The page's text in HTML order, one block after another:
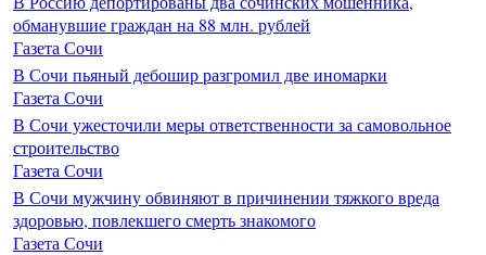
обманувшие граждан на 88 млн. рублей
Газета Сочи
В Сочи пьяный дебошир разгромил две иномарки
Газета Сочи
В Сочи ужесточили меры ответственности за самовольное
строительство
Газета Сочи
В Сочи мужчину обвиняют в причинении тяжкого вреда
здоровью, повлекшего смерть знакомого
Газета Сочи